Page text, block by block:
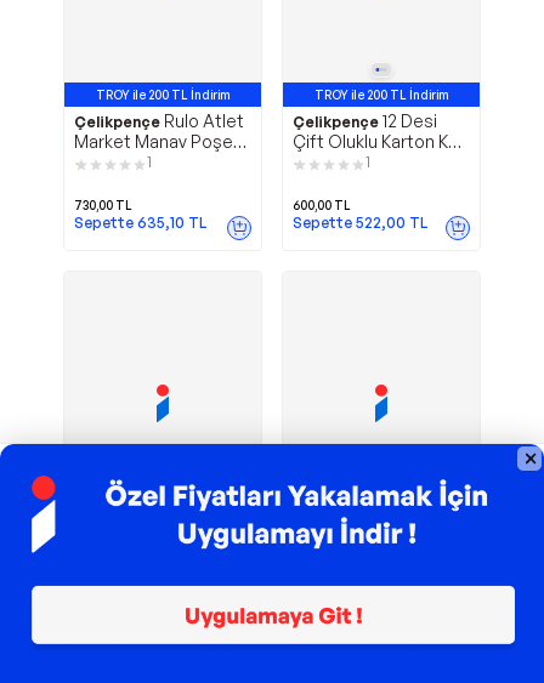
TROY ile 200 TL İndirim
Çelikpençe Rulo Atlet
Market Manav Poşet
Orta Boy 1.000 Adet
1
730,00 TL
Sepette 635,10 TL
TROY ile 200 TL İndirim
Çelikpençe 12 Desi
Çift Oluklu Karton Koli
40x30x30 cm 10 Adet
1
600,00 TL
Sepette 522,00 TL
TROY ile 200 TL İndirim
Baskılı
TROY ile 200 TL İndirim
Çelikpençe